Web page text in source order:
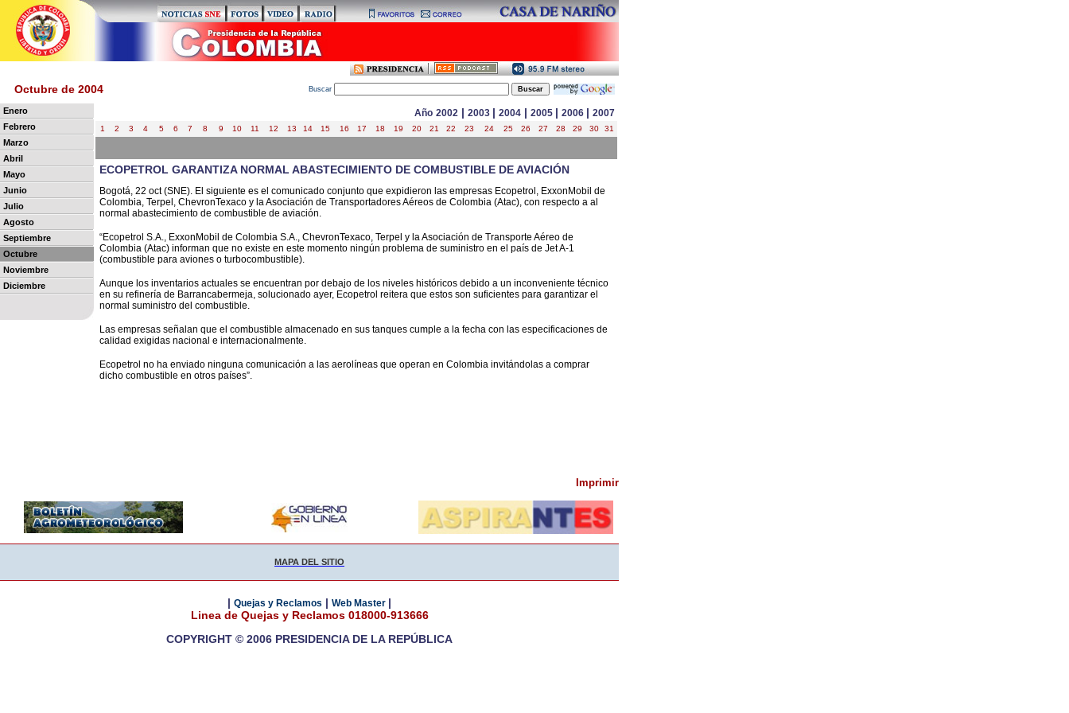
Octubre de 2004 Buscar
Enero
Febrero
Marzo
Abril
Mayo
Junio
Julio
Agosto
Septiembre
Octubre
Noviembre
Diciembre
Año 2002 | 2003 | 2004 | 2005 | 2006 | 2007
1 2 3 4 5 6 7 8 9 10 11 12 13 14 15 16 17 18 19 20 21 22 23 24 25 26 27 28 29 30 31
ECOPETROL GARANTIZA NORMAL ABASTECIMIENTO DE COMBUSTIBLE DE AVIACIÓN
Bogotá, 22 oct (SNE). El siguiente es el comunicado conjunto que expidieron las empresas Ecopetrol, ExxonMobil de
Colombia, Terpel, ChevronTexaco y la Asociación de Transportadores Aéreos de Colombia (Atac), con respecto a al
normal abastecimiento de combustible de aviación.
“Ecopetrol S.A., ExxonMobil de Colombia S.A., ChevronTexaco, Terpel y la Asociación de Transporte Aéreo de
Colombia (Atac) informan que no existe en este momento ningún problema de suministro en el país de Jet A-1
(combustible para aviones o turbocombustible).
Aunque los inventarios actuales se encuentran por debajo de los niveles históricos debido a un inconveniente técnico
en su refinería de Barrancabermeja, solucionado ayer, Ecopetrol reitera que estos son suficientes para garantizar el
normal suministro del combustible.
Las empresas señalan que el combustible almacenado en sus tanques cumple a la fecha con las especificaciones de
calidad exigidas nacional e internacionalmente.
Ecopetrol no ha enviado ninguna comunicación a las aerolíneas que operan en Colombia invitándolas a comprar
dicho combustible en otros países”.
Imprimir
MAPA DEL SITIO
| Quejas y Reclamos | Web Master |
Linea de Quejas y Reclamos 018000-913666
COPYRIGHT © 2006 PRESIDENCIA DE LA REPÚBLICA